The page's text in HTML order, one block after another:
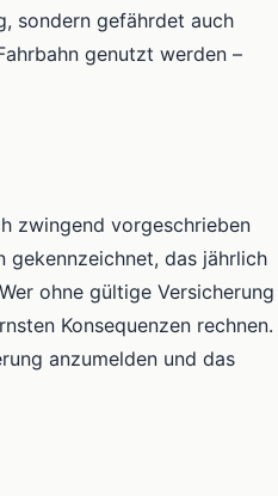
sondern gefährdet auch
genutzt werden –
zwingend vorgeschrieben
gekennzeichnet, das jährlich
ohne gültige Versicherung
Konsequenzen rechnen.
anzumelden und das